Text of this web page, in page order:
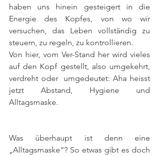
haben uns hinein gesteigert in die
Energie des Kopfes, von wo wir
versuchen, das Leben vollständig zu
steuern, zu regeln, zu kontrollieren.
Von hier, vom Ver-Stand her wird vieles
auf den Kopf gestellt, also umgekehrt,
verdreht oder  umgedeutet: Aha heisst
jetzt Abstand, Hygiene und
Alltagsmaske.
Was überhaupt ist denn eine
„Alltagsmaske“? So etwas gibt es doch